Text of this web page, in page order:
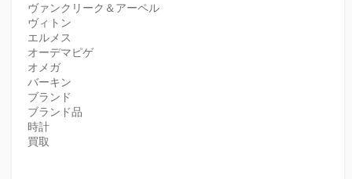
ヴァンクリーク＆アーペル
ヴィトン
エルメス
オーデマピゲ
オメガ
バーキン
ブランド
ブランド品
時計
買取